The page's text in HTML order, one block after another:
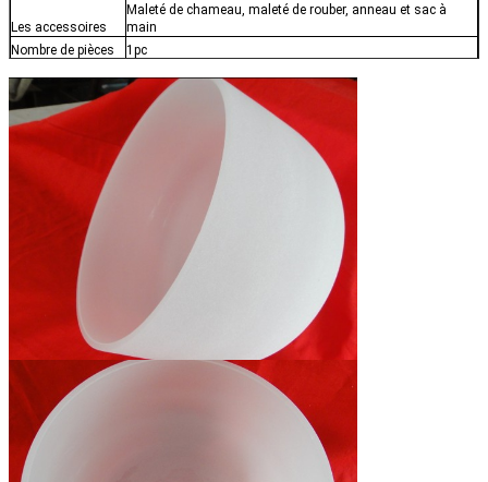
Les accessoires
Maleté de chameau, maleté de rouber, anneau et sac à
main
Nombre de pièces
1pc
chargement
le dalien